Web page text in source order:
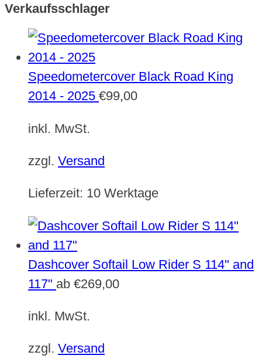
Verkaufsschlager
Speedometercover Black Road King
2014 - 2025 €99,00
inkl. MwSt.
zzgl. Versand
Lieferzeit: 10 Werktage
Dashcover Softail Low Rider S 114" and
117" ab €269,00
inkl. MwSt.
zzgl. Versand